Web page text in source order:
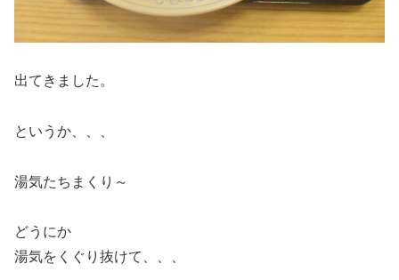
出てきました。
というか、、、
湯気たちまくり～
どうにか
湯気をくぐり抜けて、、、